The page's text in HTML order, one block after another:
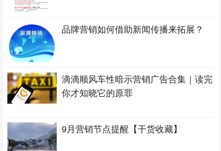
品牌营销如何借助新闻传播来拓展？
滴滴顺风车性暗示营销广告合集｜读完
你才知晓它的原罪
9月营销节点提醒【干货收藏】